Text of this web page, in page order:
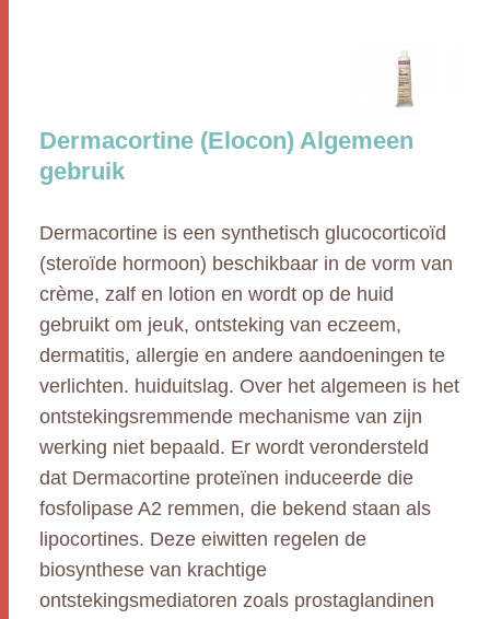
Dermacortine (Elocon) Algemeen
gebruik
Dermacortine is een synthetisch glucocorticoïd
(steroïde hormoon) beschikbaar in de vorm van
crème, zalf en lotion en wordt op de huid
gebruikt om jeuk, ontsteking van eczeem,
dermatitis, allergie en andere aandoeningen te
verlichten. huiduitslag. Over het algemeen is het
ontstekingsremmende mechanisme van zijn
werking niet bepaald. Er wordt verondersteld
dat Dermacortine proteïnen induceerde die
fosfolipase A2 remmen, die bekend staan als
lipocortines. Deze eiwitten regelen de
biosynthese van krachtige
ontstekingsmediatoren zoals prostaglandinen